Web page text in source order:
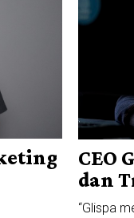
CEO
dan
“Glispa